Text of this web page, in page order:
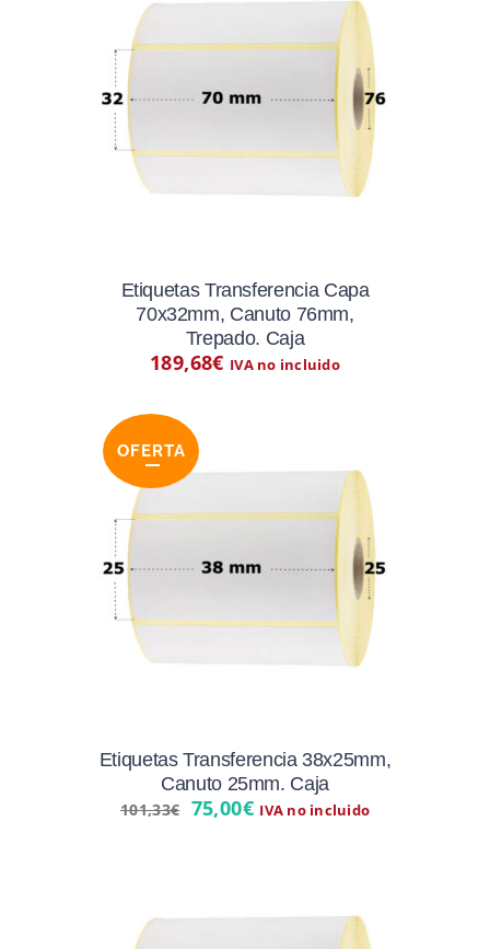
Etiquetas Transferencia Capa
70x32mm, Canuto 76mm,
Trepado. Caja
189,68€ IVA no incluido
OFERTA
Etiquetas Transferencia 38x25mm,
Canuto 25mm. Caja
101,33€ El
75,00€ElIVA no incluido